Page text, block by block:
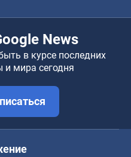
News
в курсе последних
и мира сегодня